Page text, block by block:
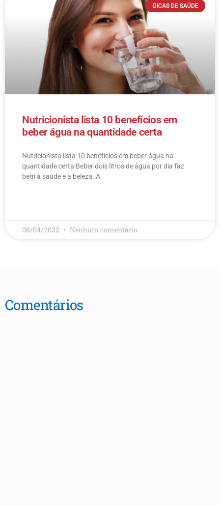
DICAS DE SAÚDE
Nutricionista lista 10 benefícios em
beber água na quantidade certa
Nutricionista lista 10 benefícios em beber água na
quantidade certa Beber dois litros de água por dia faz
bem à saúde e à beleza. A
08/04/2022 Nenhum comentário
Comentários